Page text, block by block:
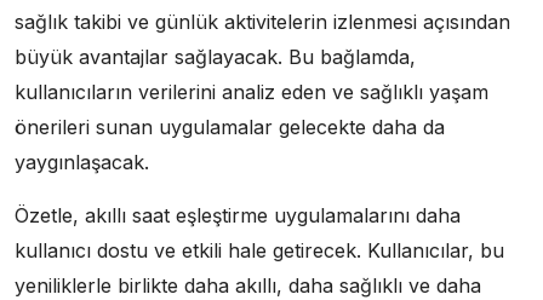
sağlık takibi ve günlük aktivitelerin izlenmesi açısından
büyük avantajlar sağlayacak. Bu bağlamda,
kullanıcıların verilerini analiz eden ve sağlıklı yaşam
önerileri sunan uygulamalar gelecekte daha da
yaygınlaşacak.
Özetle, akıllı saat eşleştirme uygulamalarını daha
kullanıcı dostu ve etkili hale getirecek. Kullanıcılar, bu
yeniliklerle birlikte daha akıllı, daha sağlıklı ve daha